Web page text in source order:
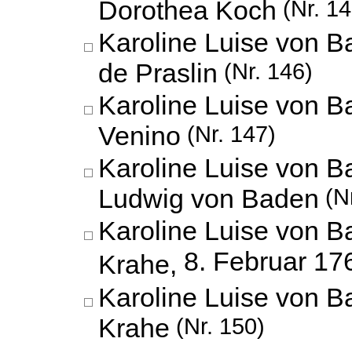
Dorothea Koch (Nr.
Karoline Luise von
de Praslin (Nr. 146)
Karoline Luise von
Venino (Nr. 147)
Karoline Luise von
Ludwig von Baden
Karoline Luise von
Krahe, 8. Februar
Karoline Luise von
Krahe (Nr. 150)